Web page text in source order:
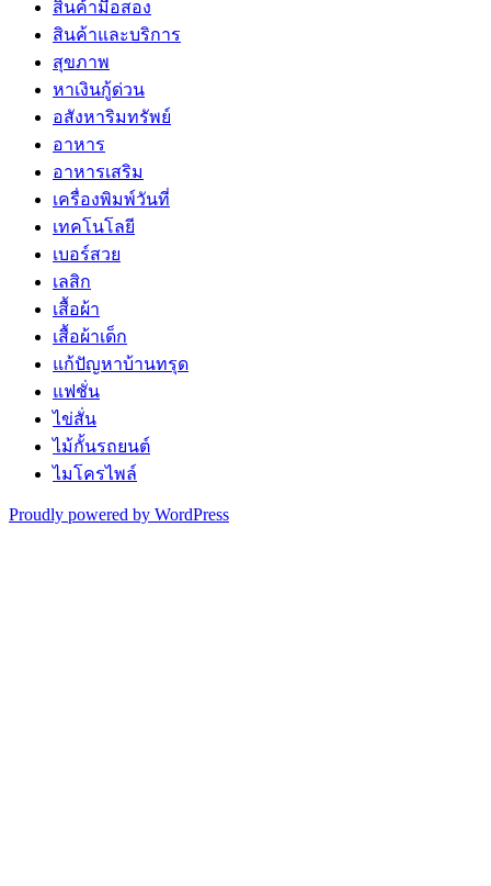
สินค้่ามือสอง
สินค้าและบริการ
สุขภาพ
หาเงินกู้ด่วน
อสังหาริมทรัพย์
อาหาร
อาหารเสริม
เครื่องพิมพ์วันที่
เทคโนโลยี
เบอร์สวย
เลสิก
เสื้อผ้า
เสื้อผ้าเด็ก
แก้ปัญหาบ้านทรุด
แฟชั่น
ไข่สั่น
ไม้กั้นรถยนต์
ไมโครไพล์
Proudly powered by WordPress